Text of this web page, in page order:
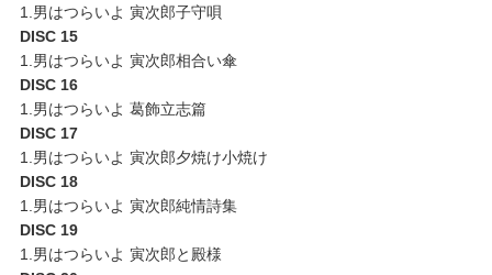
1.男はつらいよ 寅次郎子守唄
DISC 15
1.男はつらいよ 寅次郎相合い傘
DISC 16
1.男はつらいよ 葛飾立志篇
DISC 17
1.男はつらいよ 寅次郎夕焼け小焼け
DISC 18
1.男はつらいよ 寅次郎純情詩集
DISC 19
1.男はつらいよ 寅次郎と殿様